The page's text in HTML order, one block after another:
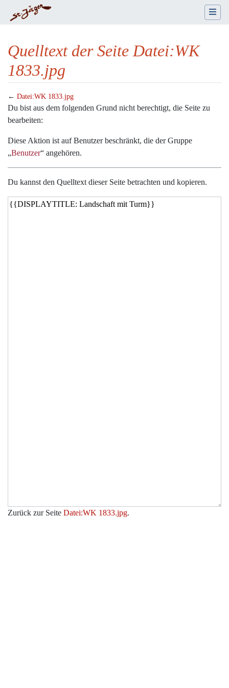
Quelltext der Seite Datei:WK
1833.jpg
← Datei:WK 1833.jpg
Wechseln zu:Navigation,Suche
Du bist aus dem folgenden Grund nicht berechtigt, die Seite zu
bearbeiten:
Diese Aktion ist auf Benutzer beschränkt, die der Gruppe
„Benutzer“ angehören.
Du kannst den Quelltext dieser Seite betrachten und kopieren.
Zurück zur Seite Datei:WK 1833.jpg.